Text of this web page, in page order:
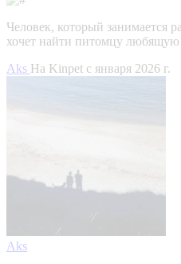
Человек, который занимается
хочет найти питомцу
Aks На Kinpet c января 2026 г.
Aks